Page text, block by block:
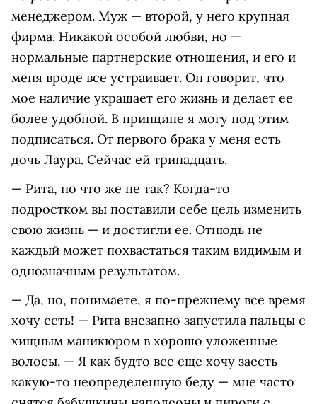
менеджером. Муж — второй, у него крупная
фирма. Никакой особой любви, но —
нормальные партнерские отношения, и его и
меня вроде все устраивает. Он говорит, что
мое наличие украшает его жизнь и делает ее
более удобной. В принципе я могу под этим
подписаться. От первого брака у меня есть
дочь Лаура. Сейчас ей тринадцать.
— Рита, но что же не так? Когда-то
подростком вы поставили себе цель изменить
свою жизнь — и достигли ее. Отнюдь не
каждый может похвастаться таким видимым и
однозначным результатом.
— Да, но, понимаете, я по-прежнему все время
хочу есть! — Рита внезапно запустила пальцы с
хищным маникюром в хорошо уложенные
волосы. — Я как будто все еще хочу заесть
какую-то неопределенную беду — мне часто